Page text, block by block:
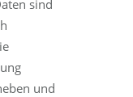
sind
und